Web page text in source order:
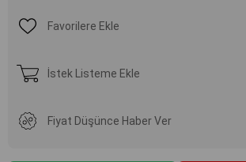
Favorilere Ekle
İstek Listeme Ekle
Fiyat Düşünce Haber Ver